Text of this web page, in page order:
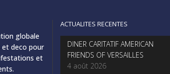
globale
deco pour
et
ACTUALITES RECENTES
DINER CARITATIF AMERICAN
FRIENDS OF VERSAILLES
4 août 2026